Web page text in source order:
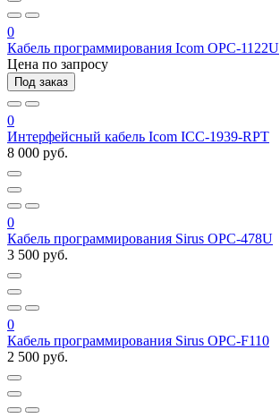
0
Кабель программирования Icom OPC-1122U
Цена по запросу
Под заказ
0
Интерфейсный кабель Icom ICC-1939-RPT
8 000 руб.
0
Кабель программирования Sirus OPC-478U
3 500 руб.
0
Кабель программирования Sirus OPC-F110
2 500 руб.